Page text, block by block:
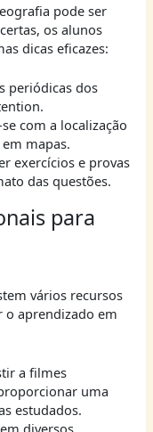
pode ser
os alunos
dicas eficazes:
periódicas dos
com a localização
mapas.
exercícios e provas
das questões.
para
vários recursos
o aprendizado em
a filmes
uma
estudados.
diversos